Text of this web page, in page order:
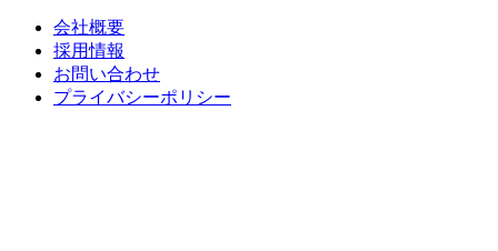
会社概要
採用情報
お問い合わせ
プライバシーポリシー